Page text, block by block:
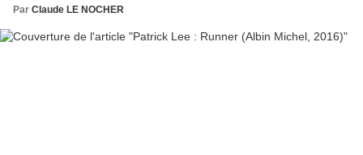
Par Claude LE NOCHER